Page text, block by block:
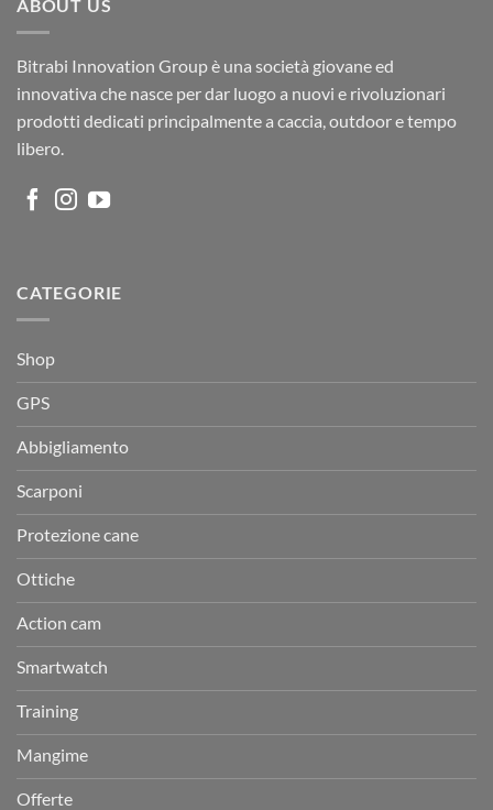
ABOUT US
Bitrabi Innovation Group è una società giovane ed
innovativa che nasce per dar luogo a nuovi e rivoluzionari
prodotti dedicati principalmente a caccia, outdoor e tempo
libero.
CATEGORIE
Shop
GPS
Abbigliamento
Scarponi
Protezione cane
Ottiche
Action cam
Smartwatch
Training
Mangime
Offerte